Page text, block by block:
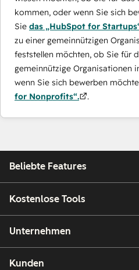
kommen, oder wenn Sie sich
Sie das „HubSpot for
zu einer gemeinnützigen
feststellen möchten, ob Sie für
gemeinnützige Organisationen
wenn Sie sich bewerben
for Nonprofits“.
.
Beliebte Features
Kostenlose Tools
Unternehmen
Kunden